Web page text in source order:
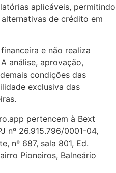
aplicáveis, permitindo
de crédito em
e não realiza
análise, aprovação,
condições das
exclusiva das
pertencem à Bext
nº 26.915.796/0001-04,
nº 687, sala 801, Ed.
Pioneiros, Balneário